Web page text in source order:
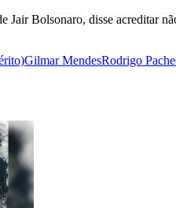
Bolsonaro, disse acreditar
Gilmar MendesRodrigo